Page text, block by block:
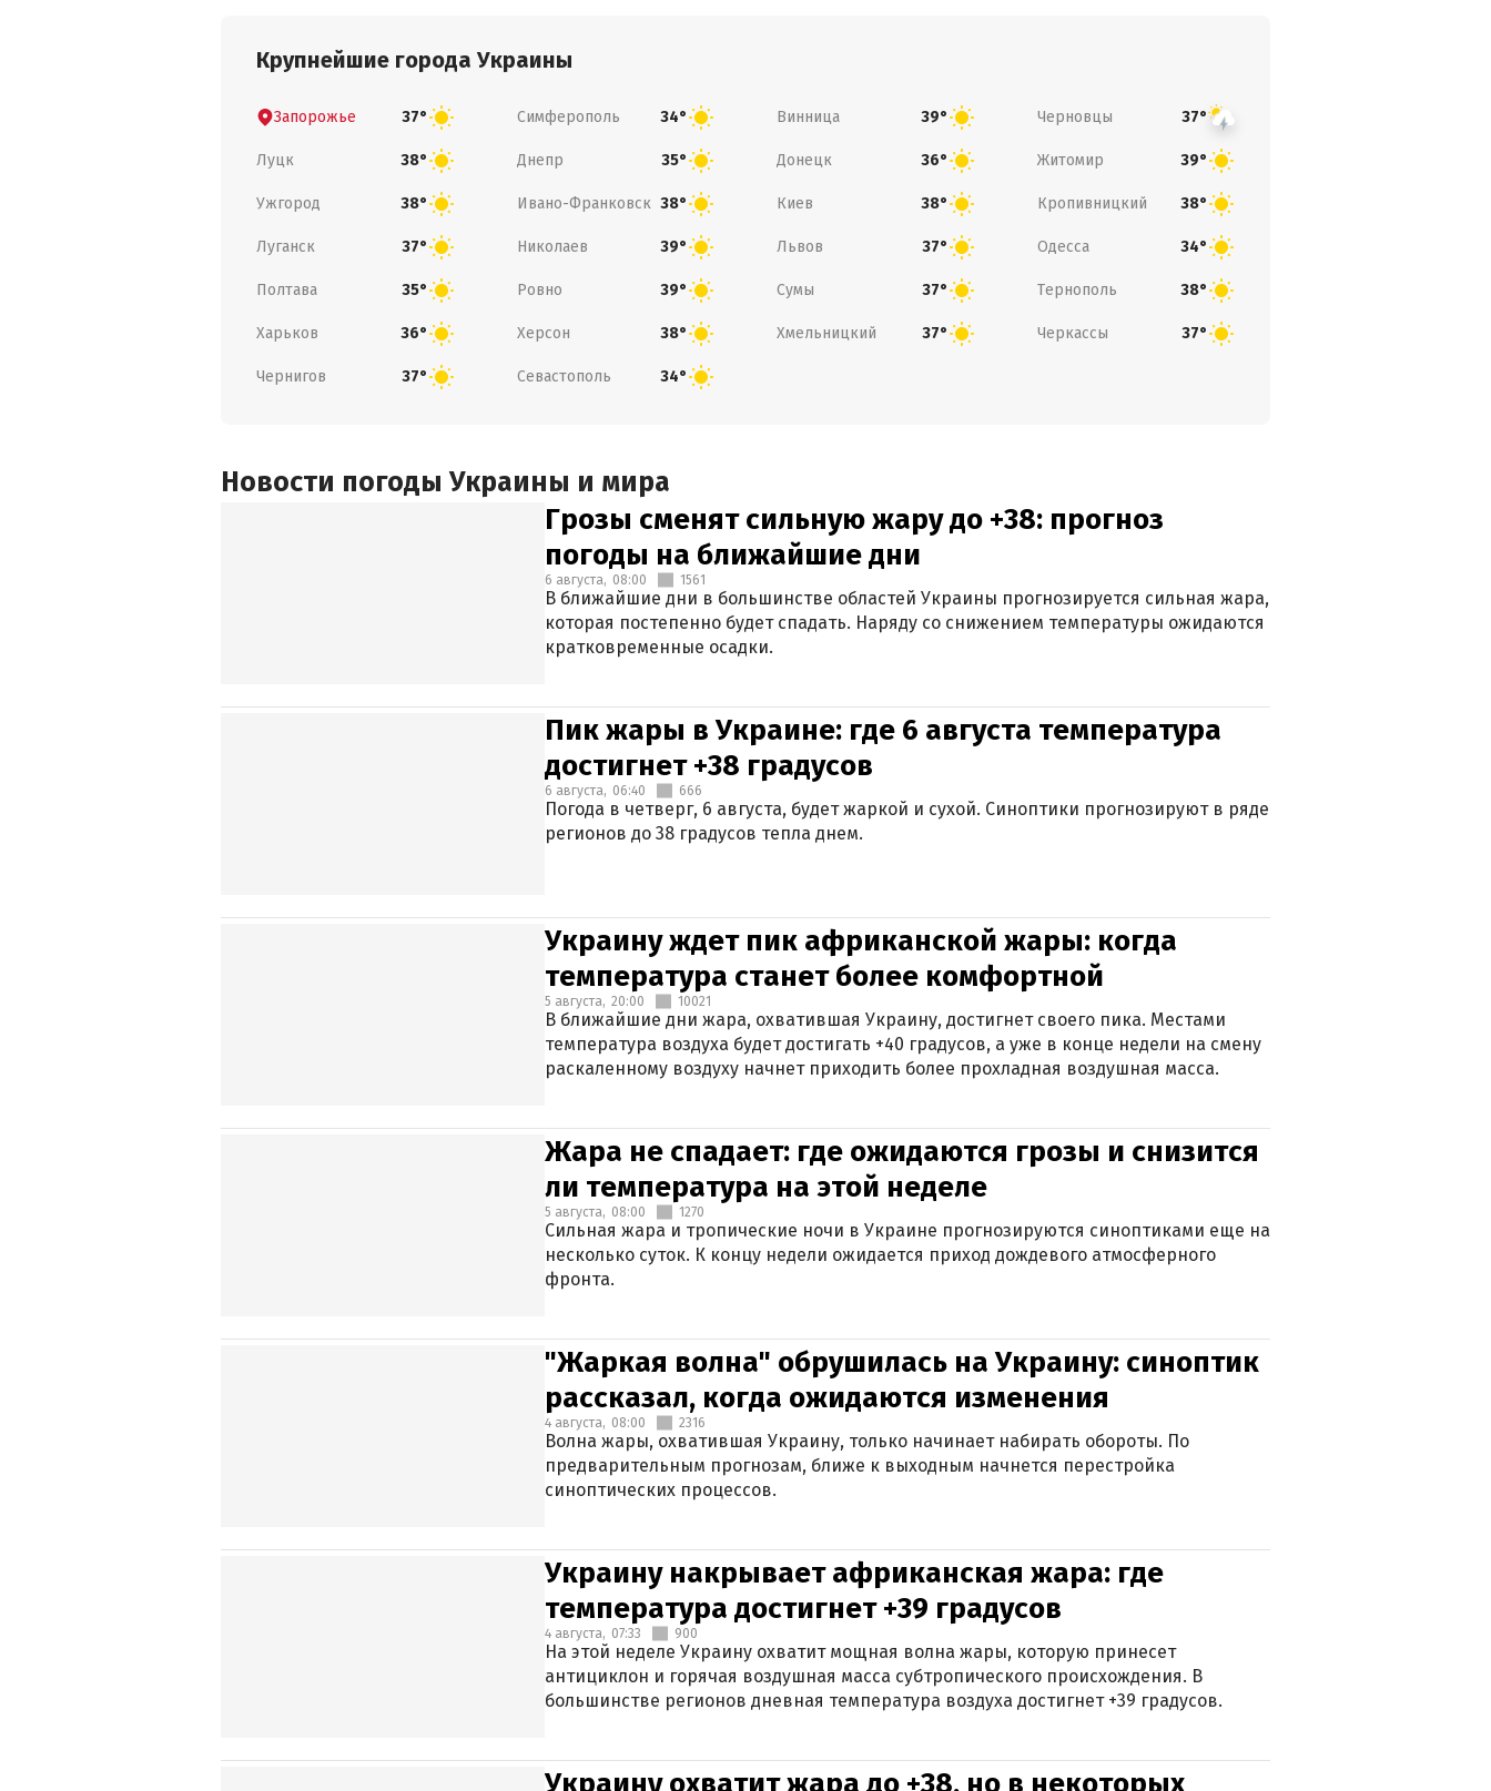
Крупнейшие города Украины
Запорожье 37° Симферополь 34° Винница 39° Черновцы 37°
Луцк 38° Днепр 35° Донецк 36° Житомир 39°
Ужгород 38° Ивано-Франковск 38° Киев 38° Кропивницкий 38°
Луганск 37° Николаев 39° Львов 37° Одесса 34°
Полтава 35° Ровно 39° Сумы 37° Тернополь 38°
Харьков 36° Херсон 38° Хмельницкий 37° Черкассы 37°
Чернигов 37° Севастополь 34°
Новости погоды Украины и мира
Грозы сменят сильную жару до +38: прогноз
погоды на ближайшие дни
6 августа, 08:00 1561
В ближайшие дни в большинстве областей Украины прогнозируется сильная жара,
которая постепенно будет спадать. Наряду со снижением температуры ожидаются
кратковременные осадки.
Пик жары в Украине: где 6 августа температура
достигнет +38 градусов
6 августа, 06:40 666
Погода в четверг, 6 августа, будет жаркой и сухой. Синоптики прогнозируют в ряде
регионов до 38 градусов тепла днем.
Украину ждет пик африканской жары: когда
температура станет более комфортной
5 августа, 20:00 10021
В ближайшие дни жара, охватившая Украину, достигнет своего пика. Местами
температура воздуха будет достигать +40 градусов, а уже в конце недели на смену
раскаленному воздуху начнет приходить более прохладная воздушная масса.
Жара не спадает: где ожидаются грозы и снизится
ли температура на этой неделе
5 августа, 08:00 1270
Сильная жара и тропические ночи в Украине прогнозируются синоптиками еще на
несколько суток. К концу недели ожидается приход дождевого атмосферного
фронта.
"Жаркая волна" обрушилась на Украину: синоптик
рассказал, когда ожидаются изменения
4 августа, 08:00 2316
Волна жары, охватившая Украину, только начинает набирать обороты. По
предварительным прогнозам, ближе к выходным начнется перестройка
синоптических процессов.
Украину накрывает африканская жара: где
температура достигнет +39 градусов
4 августа, 07:33 900
На этой неделе Украину охватит мощная волна жары, которую принесет
антициклон и горячая воздушная масса субтропического происхождения. В
большинстве регионов дневная температура воздуха достигнет +39 градусов.
Украину охватит жара до +38, но в некоторых